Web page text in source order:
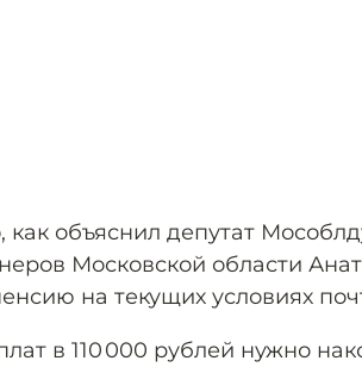
как объяснил депутат
Московской области
на текущих условиях
в 110 000 рублей нужно